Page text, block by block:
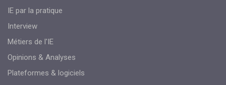
IE par la pratique
Interview
Métiers de l'IE
Opinions & Analyses
Plateformes & logiciels